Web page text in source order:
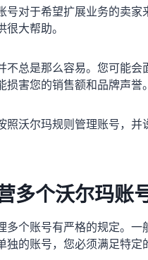
号对于希望扩展业务的卖
大帮助。
不总是那么容易。您可能会
害您的销售额和品牌声誉。
照沃尔玛规则管理账号，
多个沃尔玛账
多个账号有严格的规定。
独的账号，您必须满足特定